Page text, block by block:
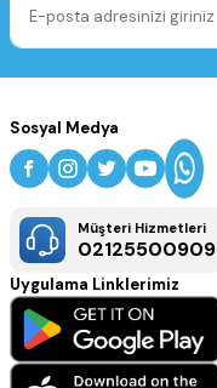
Sosyal Medya
Müşteri Hizmetleri
02125500909
Uygulama Linklerimiz